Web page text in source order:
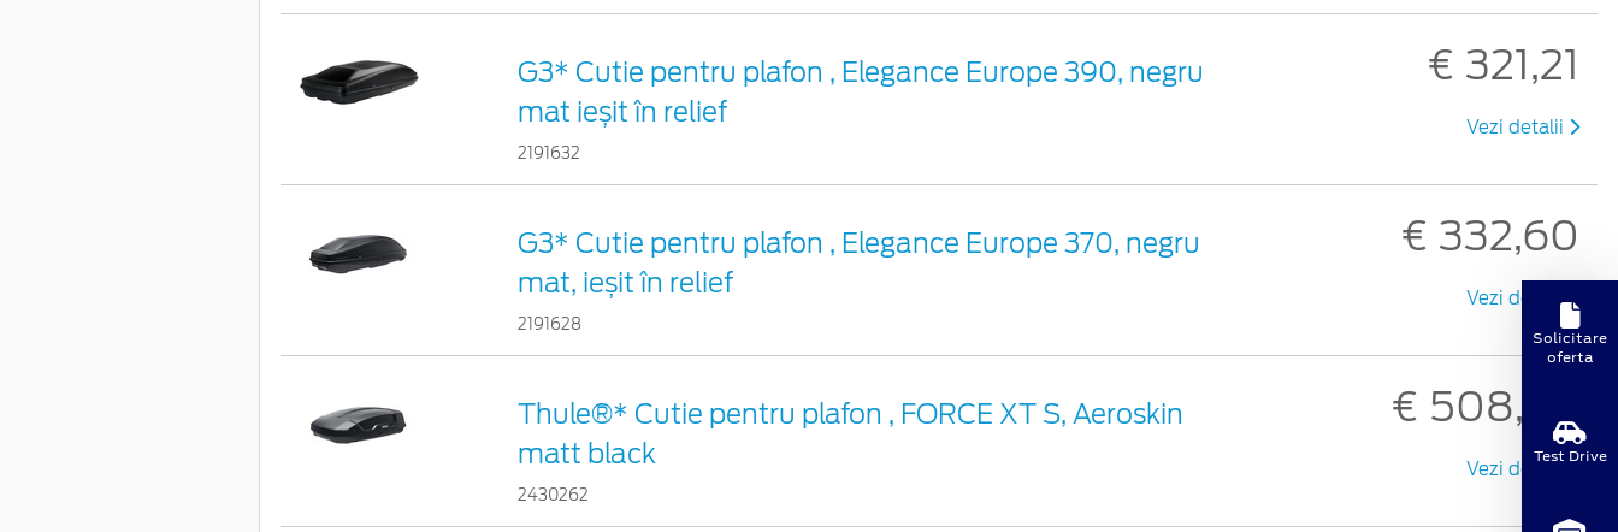
G3* Cutie pentru plafon , Elegance Europe 390, negru
mat ieșit în relief
2191632
€ 321,21
Vezi detalii
G3* Cutie pentru plafon , Elegance Europe 370, negru
mat, ieșit în relief
2191628
€ 332,60
Vezi detalii
Thule®* Cutie pentru plafon , FORCE XT S, Aeroskin
matt black
2430262
€ 508,85
Vezi detalii
Solicitare
oferta
Test Drive